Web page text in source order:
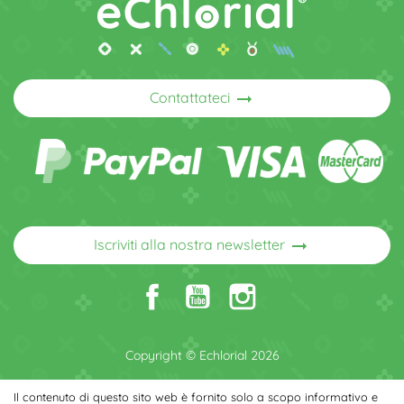
Contattateci arrow_right_alt
Iscriviti alla nostra newsletter arrow_right_alt
Copyright © Echlorial 2026
Il contenuto di questo sito web è fornito solo a scopo informativo e